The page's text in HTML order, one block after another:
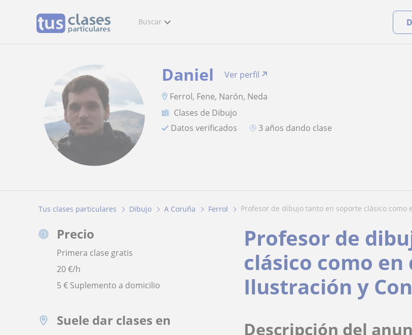
Buscar
Daniel
Ver perfil
Ferrol, Fene, Narón, Neda
Clases de Dibujo
Datos verificados
3 años dando clase
Tus clases particulares Dibujo A Coruña Ferrol profesor de dibujo tanto en soporte clásico como
Precio
Primera clase gratis
20€/h
5 € Suplemento a domicilio
Suele dar clases en
Profesor de
clásico como
Ilustración y
Descripción del